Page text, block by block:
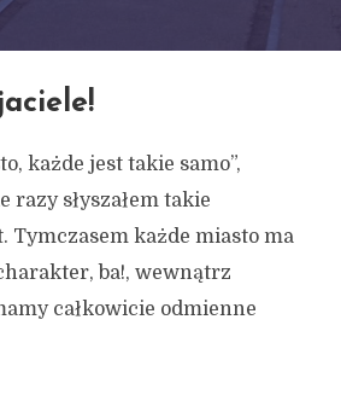
każde jest takie samo”,
razy słyszałem takie
Tymczasem każde miasto ma
ba!, wewnątrz
całkowicie odmienne